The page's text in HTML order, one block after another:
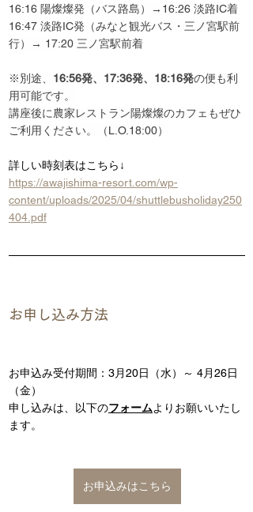
16:16 陽燦燦発（バス路島）→16:26 淡路IC着
16:47 淡路IC発（みなと観光バス・三ノ宮駅前
行）→ 17:20 三ノ宮駅前着
※別途、 16:56発、17:36発、18:16発の便も利
用可能です。
講座後に農家レストラン陽燦燦のカフェもぜひ
ご利用ください。（L.O.18:00）
詳しい時刻表はこちら↓
https://awajishima-resort.com/wp-
content/uploads/2025/04/shuttlebusholiday250
404.pdf
お申し込み方法
お申込み受付期間：3月20日（水）～ 4月26日
（金）
申し込みは、以下のフォームよりお願いいたし
ます。
お申込みはこちら